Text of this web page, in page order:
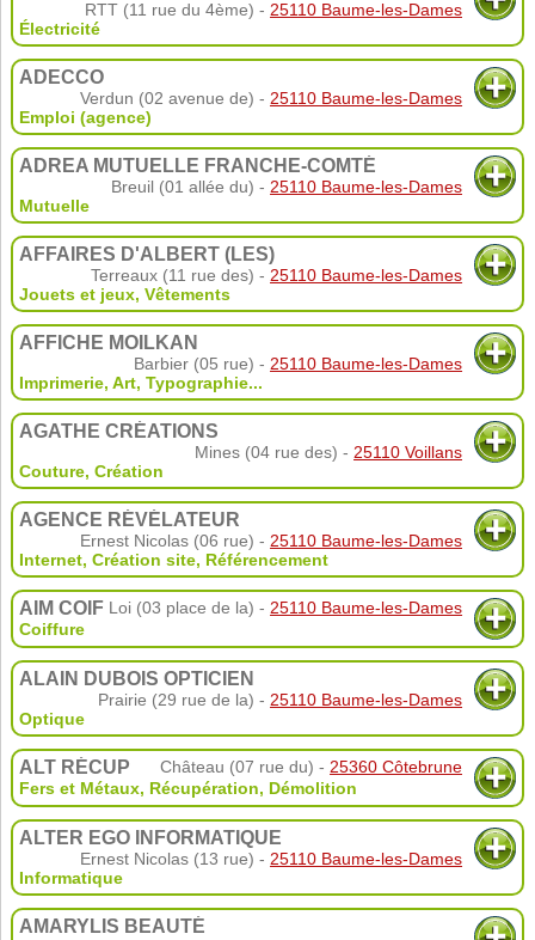
RTT (11 rue du 4ème) - 25110 Baume-les-Dames
Électricité
ADECCO
Verdun (02 avenue de) - 25110 Baume-les-Dames
Emploi (agence)
ADREA MUTUELLE FRANCHE-COMTÉ
Breuil (01 allée du) - 25110 Baume-les-Dames
Mutuelle
AFFAIRES D'ALBERT (LES)
Terreaux (11 rue des) - 25110 Baume-les-Dames
Jouets et jeux, Vêtements
AFFICHE MOILKAN
Barbier (05 rue) - 25110 Baume-les-Dames
Imprimerie, Art, Typographie...
AGATHE CRÉATIONS
Mines (04 rue des) - 25110 Voillans
Couture, Création
AGENCE RÉVÉLATEUR
Ernest Nicolas (06 rue) - 25110 Baume-les-Dames
Internet, Création site, Référencement
AIM COIF Loi (03 place de la) - 25110 Baume-les-Dames
Coiffure
ALAIN DUBOIS OPTICIEN
Prairie (29 rue de la) - 25110 Baume-les-Dames
Optique
ALT RÉCUP Château (07 rue du) - 25360 Côtebrune
Fers et Métaux, Récupération, Démolition
ALTER EGO INFORMATIQUE
Ernest Nicolas (13 rue) - 25110 Baume-les-Dames
Informatique
AMARYLIS BEAUTÉ